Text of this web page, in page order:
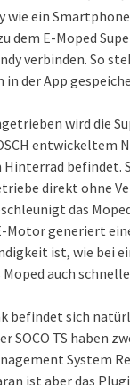
ein
E-Moped
verbinden. So
der App
wird die
entwickeltem
Hinterrad befindet.
direkt ohne
das
generiert
ist, wie bei
auch
befindet sich
SOCO TS haben
System
ist aber das